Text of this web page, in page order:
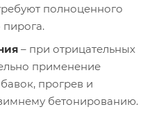
полноценного
– при отрицательных
применение
прогрев и
бетонированию.